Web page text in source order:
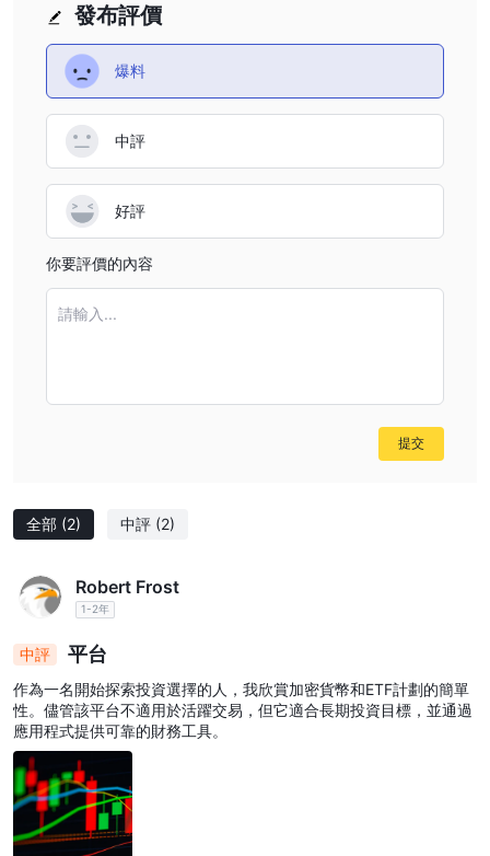
全部 (2) 中評 (2)
Robert Frost
1-2年
中評 平台
作為一名開始探索投資選擇的人，我欣賞加密貨幣和ETF計劃的簡單
性。儘管該平台不適用於活躍交易，但它適合長期投資目標，並通過
應用程式提供可靠的財務工具。
發布評價
爆料
中評
好評
你要評價的內容
請輸入...
提交